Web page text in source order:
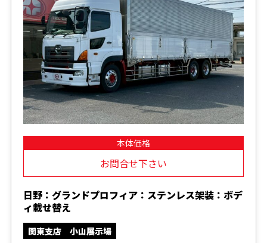
本体価格
お問合せ下さい
日野：グランドプロフィア：ステンレス架装：ボデ
ィ載せ替え
関東支店 小山展示場